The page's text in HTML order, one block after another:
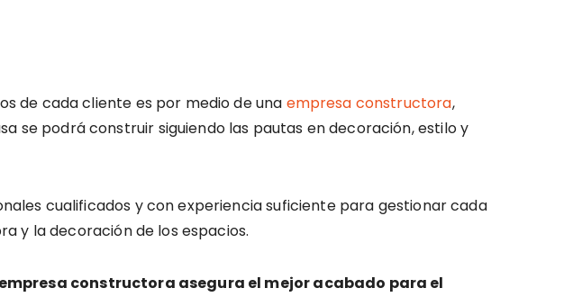
de cada cliente es por medio de una empresa constructora,
se podrá construir siguiendo las pautas en decoración, estilo y
cualificados y con experiencia suficiente para gestionar cada
y la decoración de los espacios.
constructora asegura el mejor acabado para el